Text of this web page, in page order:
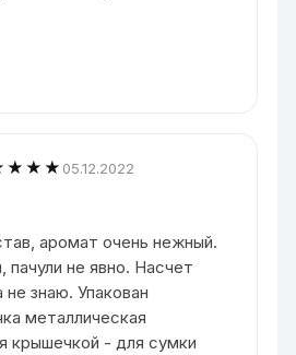
05.12.2022
аромат очень нежный.
пачули не явно. Насчет
знаю. Упакован
металлическая
крышечкой - для сумки